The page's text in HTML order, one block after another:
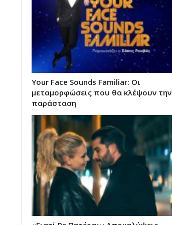
Your Face Sounds Familiar: Οι
μεταμορφώσεις που θα κλέψουν την
παράσταση